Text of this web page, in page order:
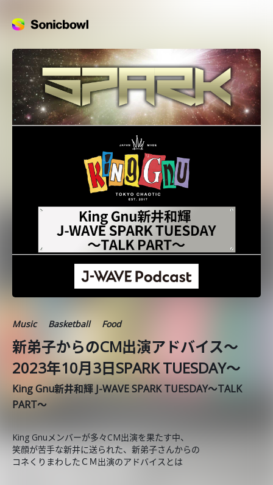
Music Basketball Food
新弟子からのCM出演アドバイス～
2023年10月3日SPARK TUESDAY～
King Gnu新井和輝 J-WAVE SPARK TUESDAY～TALK
PART～
King Gnuメンバーが多々CM出演を果たす中、
笑顔が苦手な新井に送られた、新弟子さんからの
コネくりまわしたＣＭ出演のアドバイスとは